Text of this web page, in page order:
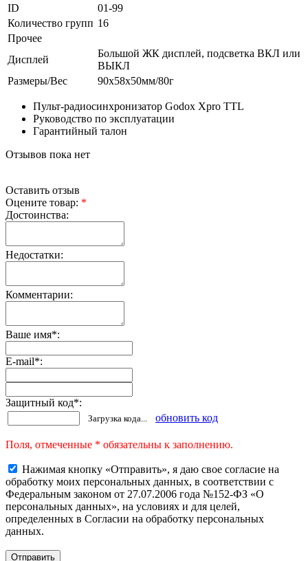
ID
01-99
Количество групп 16
Прочее
Дисплей
Большой ЖК дисплей, подсветка ВКЛ или
ВЫКЛ
Размеры/Вес
90х58х50мм/80г
Пульт-радиосинхронизатор Godox Xpro TTL
Руководство по эксплуатации
Гарантийный талон
Отзывов пока нет
Оставить отзыв
Оцените товар: *
Достоинства:
Недостатки:
Комментарии:
Ваше имя*:
E-mail*:
Защитный код*:
Загрузка кода... обновить код
Поля, отмеченные * обязательны к заполнению.
Нажимая кнопку «Отправить», я даю свое согласие на
обработку моих персональных данных, в соответствии с
Федеральным законом от 27.07.2006 года №152-ФЗ «О
персональных данных», на условиях и для целей,
определенных в Согласии на обработку персональных
данных.